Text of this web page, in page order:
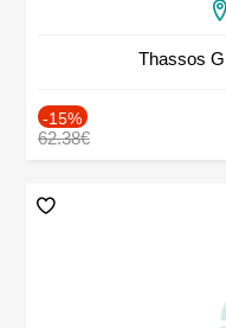
Thassos
-15%
62.38€